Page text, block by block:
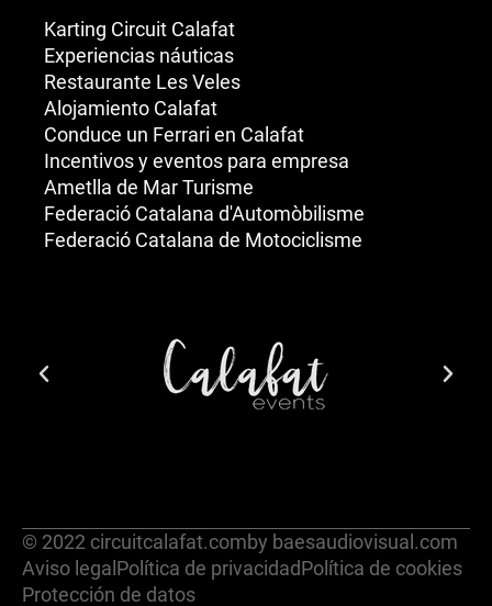
Karting Circuit Calafat
Experiencias náuticas
Restaurante Les Veles
Alojamiento Calafat
Conduce un Ferrari en Calafat
Incentivos y eventos para empresa
Ametlla de Mar Turisme
Federació Catalana d'Automòbilisme
Federació Catalana de Motociclisme
© 2022 circuitcalafat.comby baesaudiovisual.com
Aviso legalPolítica de privacidadPolítica de cookies
Protección de datos